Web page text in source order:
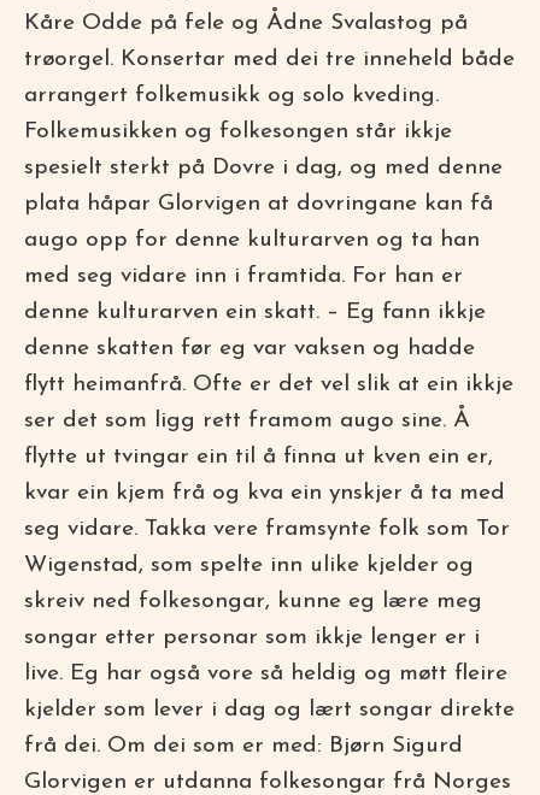
Kåre Odde på fele og Ådne Svalastog på
trøorgel. Konsertar med dei tre inneheld både
arrangert folkemusikk og solo kveding.
Folkemusikken og folkesongen står ikkje
spesielt sterkt på Dovre i dag, og med denne
plata håpar Glorvigen at dovringane kan få
augo opp for denne kulturarven og ta han
med seg vidare inn i framtida. For han er
denne kulturarven ein skatt. – Eg fann ikkje
denne skatten før eg var vaksen og hadde
flytt heimanfrå. Ofte er det vel slik at ein ikkje
ser det som ligg rett framom augo sine. Å
flytte ut tvingar ein til å finna ut kven ein er,
kvar ein kjem frå og kva ein ynskjer å ta med
seg vidare. Takka vere framsynte folk som Tor
Wigenstad, som spelte inn ulike kjelder og
skreiv ned folkesongar, kunne eg lære meg
songar etter personar som ikkje lenger er i
live. Eg har også vore så heldig og møtt fleire
kjelder som lever i dag og lært songar direkte
frå dei. Om dei som er med: Bjørn Sigurd
Glorvigen er utdanna folkesongar frå Norges